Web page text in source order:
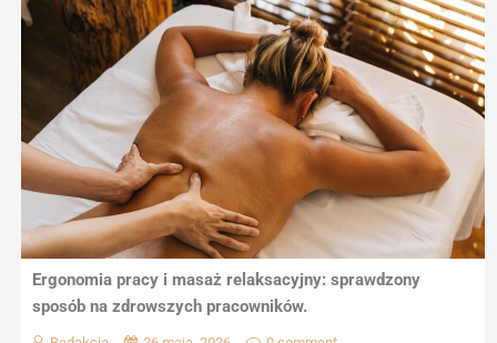
Ergonomia pracy i masaż relaksacyjny: sprawdzony
sposób na zdrowszych pracowników.